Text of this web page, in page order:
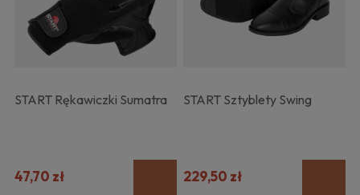
START Rękawiczki Sumatra
47,70 zł
START Sztyblety Swing
229,50 zł